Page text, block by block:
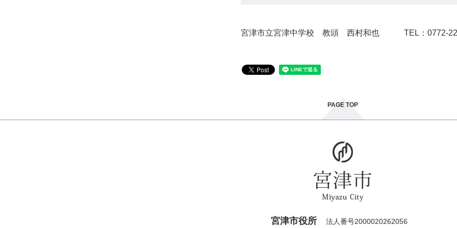
宮津市立宮津中学校 教頭 西村和也 TEL：0772-
PAGE TOP
宮津市役所 法人番号2000020262056